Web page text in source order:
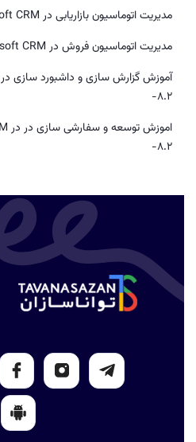
مدیریت اتوماسیون بازاریابی در Microsoft CRM ورژن 8.2-
مدیریت اتوماسیون فروش در Microsoft CRM ورژن 8.2-
8.2-
8.2-